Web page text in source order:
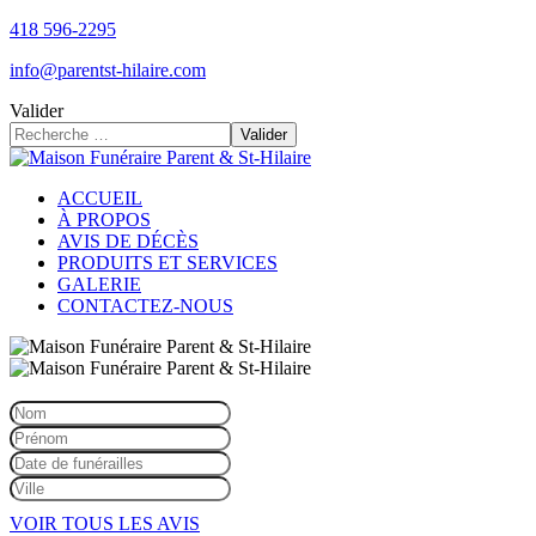
418 596-2295
info@parentst-hilaire.com
Valider
Valider
ACCUEIL
À PROPOS
AVIS DE DÉCÈS
PRODUITS ET SERVICES
GALERIE
CONTACTEZ-NOUS
VOIR TOUS LES AVIS